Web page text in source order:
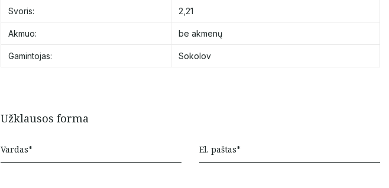
Svoris: 2,21
Akmuo: be akmenų
Gamintojas: Sokolov
Užklausos forma